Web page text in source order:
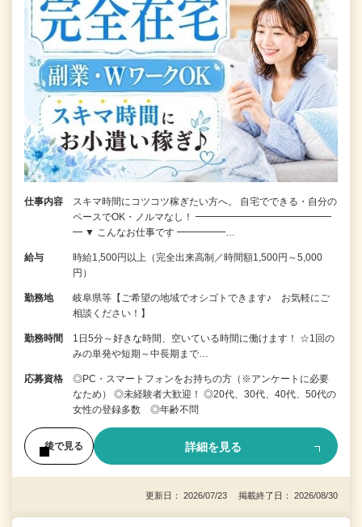
仕事内容
スキマ時間にコツコツ稼ぎたい方へ。 自宅でできる・自分の
ペースでOK・ノルマなし！ ━━━━━━━━━━━━━━
━ ▼ こんなお仕事です ━━━━━…
給与
時給1,500円以上（完全出来高制／時間額1,500円～5,000
円）
勤務地
岐阜県等【ご希望の地域でオシゴトできます♪ お気軽にご
相談ください！】
勤務時間
1日5分～好きな時間、空いている時間に働けます！ ☆1回の
みの単発や短期～中長期まで…
応募資格
◎PC・スマートフォンをお持ちの方（※アンケートに必要
なため） ◎未経験者大歓迎！ ◎20代、30代、40代、50代の
女性の登録多数 ◎年齢不問
後で見る 詳細を見る
更新日： 2026/07/23 掲載終了日： 2026/08/30